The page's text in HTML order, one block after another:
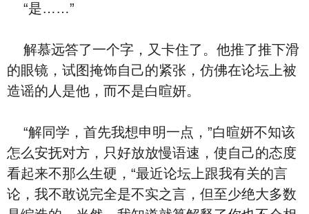
“是……”
解慕远答了一个字，又卡住了。他推了推下滑
的眼镜，试图掩饰自己的紧张，仿佛在论坛上被
造谣的人是他，而不是白暄妍。
“解同学，首先我想申明一点，”白暄妍不知该
怎么安抚对方，只好放放慢语速，使自己的态度
看起来不那么生硬，“最近论坛上跟我有关的言
论，我不敢说完全是不实之言，但至少绝大多数